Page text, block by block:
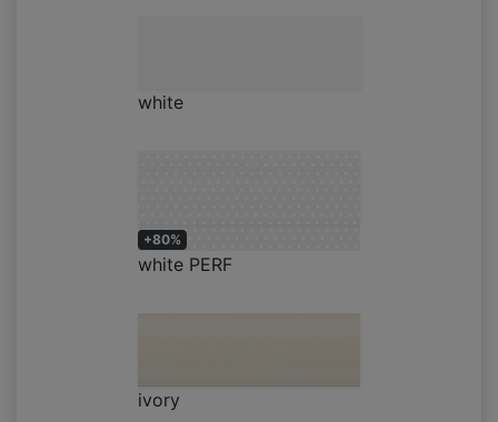
white
+80%
white PERF
ivory